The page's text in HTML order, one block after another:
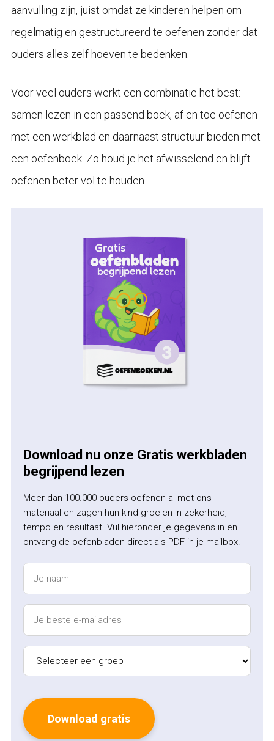
aanvulling zijn, juist omdat ze kinderen helpen om
regelmatig en gestructureerd te oefenen zonder dat
ouders alles zelf hoeven te bedenken.
Voor veel ouders werkt een combinatie het best:
samen lezen in een passend boek, af en toe oefenen
met een werkblad en daarnaast structuur bieden met
een oefenboek. Zo houd je het afwisselend en blijft
oefenen beter vol te houden.
Download nu onze Gratis werkbladen
begrijpend lezen
Meer dan 100.000 ouders oefenen al met ons
materiaal en zagen hun kind groeien in zekerheid,
tempo en resultaat. Vul hieronder je gegevens in en
ontvang de oefenbladen direct als PDF in je mailbox.